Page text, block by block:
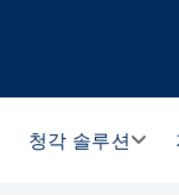
청각 솔루션